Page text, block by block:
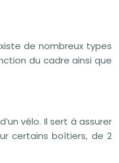
de nombreux types
du cadre ainsi que
vélo. Il sert à assurer
certains boîtiers, de 2